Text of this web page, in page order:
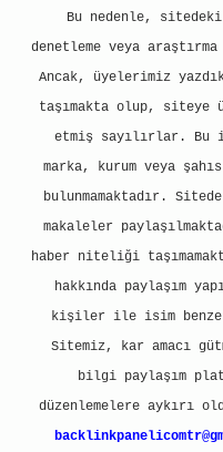
Bu nedenle,
denetleme veya araştırma
Ancak, üyelerimiz
taşımakta olup, siteye
etmiş sayılırlar.
marka, kurum veya
bulunmamaktadır.
makaleler
haber niteliği
hakkında paylaşım
kişiler ile isim
Sitemiz, kar amacı
bilgi paylaşım
düzenlemelere aykırı